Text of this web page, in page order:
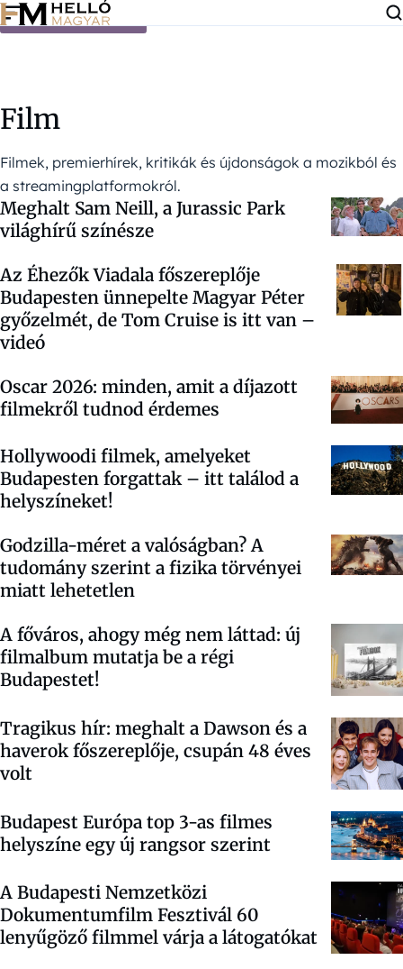
Ugrás a tartalomra
Film
Filmek, premierhírek, kritikák és újdonságok a mozikból és
a streamingplatformokról.
Meghalt Sam Neill, a Jurassic Park
világhírű színésze
Az Éhezők Viadala főszereplője
Budapesten ünnepelte Magyar Péter
győzelmét, de Tom Cruise is itt van –
videó
Oscar 2026: minden, amit a díjazott
filmekről tudnod érdemes
Hollywoodi filmek, amelyeket
Budapesten forgattak – itt találod a
helyszíneket!
Godzilla-méret a valóságban? A
tudomány szerint a fizika törvényei
miatt lehetetlen
A főváros, ahogy még nem láttad: új
filmalbum mutatja be a régi
Budapestet!
Tragikus hír: meghalt a Dawson és a
haverok főszereplője, csupán 48 éves
volt
Budapest Európa top 3-as filmes
helyszíne egy új rangsor szerint
A Budapesti Nemzetközi
Dokumentumfilm Fesztivál 60
lenyűgöző filmmel várja a látogatókat